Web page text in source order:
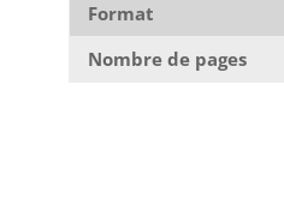
Format
Nombre de pages